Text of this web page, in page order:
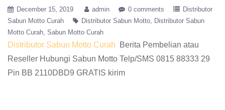
December 15, 2019 admin 0 comments
Distributor
Sabun Motto Curah
Distributor Sabun Motto
Distributor Sabun
Motto Curah Sabun Motto Curah
Distributor Sabun Motto Curah
Berita Pembelian atau
Reseller Hubungi Sabun Motto Telp/SMS 0815 88333 29
Pin BB 2110DBD9 GRATIS kirim